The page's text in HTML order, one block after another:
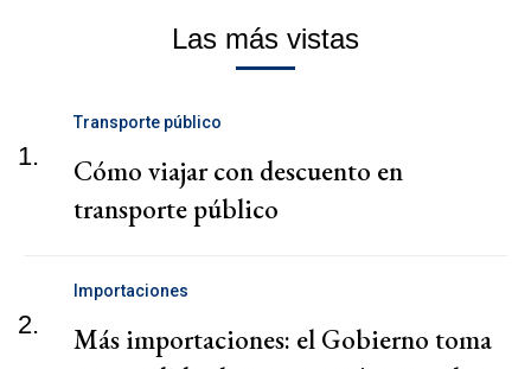
Las más vistas
1.
Transporte público
Cómo viajar con descuento en
transporte público
2.
Importaciones
Más importaciones: el Gobierno toma